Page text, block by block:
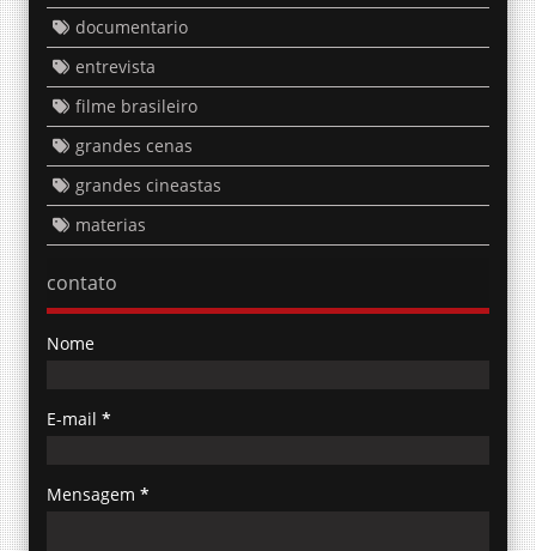
documentario
entrevista
filme brasileiro
grandes cenas
grandes cineastas
materias
contato
Nome
E-mail *
Mensagem *